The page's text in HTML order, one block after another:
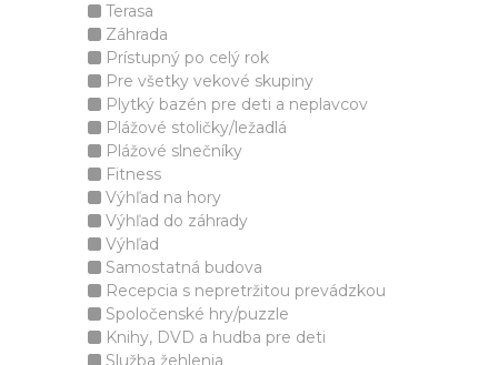
Terasa
Záhrada
Prístupný po celý rok
Pre všetky vekové skupiny
Plytký bazén pre deti a neplavcov
Plážové stoličky/ležadlá
Plážové slnečníky
Fitness
Výhľad na hory
Výhľad do záhrady
Výhľad
Samostatná budova
Recepcia s nepretržitou prevádzkou
Spoločenské hry/puzzle
Knihy, DVD a hudba pre deti
Služba žehlenia